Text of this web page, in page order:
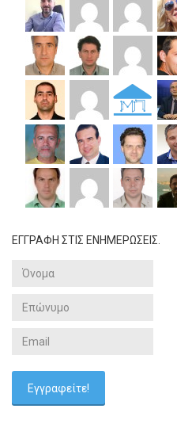
ΕΓΓΡΑΦΗ ΣΤΙΣ ΕΝΗΜΕΡΩΣΕΙΣ.